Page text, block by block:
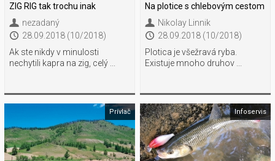
ZIG RIG tak trochu inak
nezadaný
28.09.2018 (10/2018)
Ak ste nikdy v minulosti
nechytili kapra na zig, celý ...
Na plotice s chlebovým cestom
Nikolay Linnik
28.09.2018 (10/2018)
Plotica je všežravá ryba.
Existuje mnoho druhov ...
Prívlač Infoservis